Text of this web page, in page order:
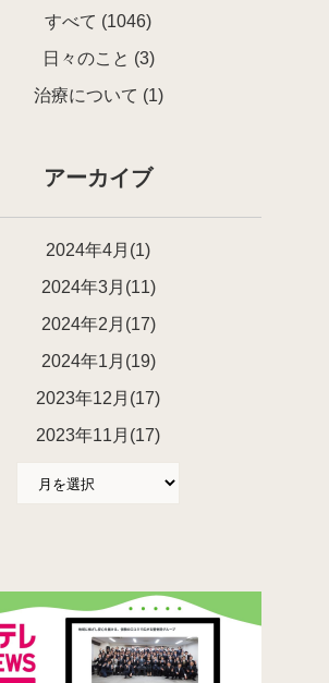
すべて (1046)
日々のこと (3)
治療について (1)
アーカイブ
2024年4月(1)
2024年3月(11)
2024年2月(17)
2024年1月(19)
2023年12月(17)
2023年11月(17)